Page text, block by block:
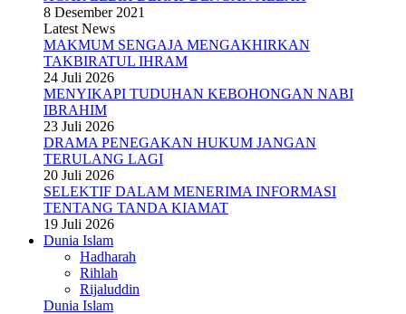
8 Desember 2021
Latest News
MAKMUM SENGAJA MENGAKHIRKAN
TAKBIRATUL IHRAM
24 Juli 2026
MENYIKAPI TUDUHAN KEBOHONGAN NABI
IBRAHIM
23 Juli 2026
DRAMA PENEGAKAN HUKUM JANGAN
TERULANG LAGI
20 Juli 2026
SELEKTIF DALAM MENERIMA INFORMASI
TENTANG TANDA KIAMAT
19 Juli 2026
Dunia Islam
Hadharah
Rihlah
Rijaluddin
Dunia Islam